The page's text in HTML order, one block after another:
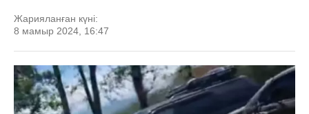
Жарияланған күні:
8 мамыр 2024, 16:47